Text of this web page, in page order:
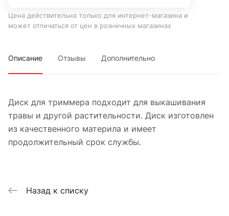
Цена действительна только для интернет-магазина и
может отличаться от цен в розничных магазинах
Описание Отзывы Дополнительно
Диск для триммера подходит для выкашивания
травы и другой растительности. Диск изготовлен
из качественного материла и имеет
продолжительный срок службы.
Назад к списку